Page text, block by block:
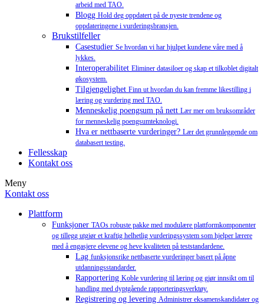
arbeid med TAO.
Blogg Hold deg oppdatert på de nyeste trendene og
oppdateringene i vurderingsbransjen.
Brukstilfeller
Casestudier Se hvordan vi har hjulpet kundene våre med å
lykkes.
Interoperabilitet Eliminer datasiloer og skap et tilkoblet digitalt
økosystem.
Tilgjengelighet Finn ut hvordan du kan fremme likestilling i
læring og vurdering med TAO.
Menneskelig poengsum på nett Lær mer om bruksområder
for menneskelig poengsumteknologi.
Hva er nettbaserte vurderinger? Lær det grunnleggende om
databasert testing.
Fellesskap
Kontakt oss
Meny
Kontakt oss
Plattform
Funksjoner TAOs robuste pakke med modulære plattformkomponenter
og tillegg utgjør et kraftig helhetlig vurderingssystem som hjelper lærere
med å engasjere elevene og heve kvaliteten på teststandardene.
Lag funksjonsrike nettbaserte vurderinger basert på åpne
utdanningsstandarder.
Rapportering Koble vurdering til læring og gjør innsikt om til
handling med dyptgående rapporteringsverktøy.
Registrering og levering Administrer eksamenskandidater og